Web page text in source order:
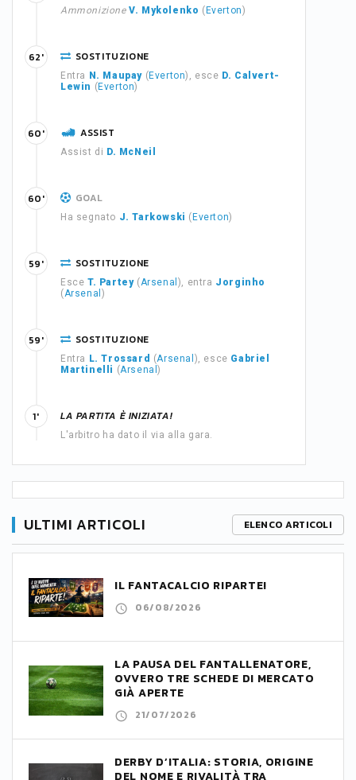
Ammonizione V. Mykolenko ( Everton)
SOSTITUZIONE
Entra N. Maupay ( Everton), esce D. Calvert-
Lewin ( Everton)
62'
ASSIST
Assist di D. McNeil
60'
GOAL
Ha segnato J. Tarkowski ( Everton)
60'
SOSTITUZIONE
Esce T. Partey(Arsenal ), entra Jorginho
(Arsenal )
59'
SOSTITUZIONE
Entra L. Trossard (Arsenal ), esce Gabriel
Martinelli (Arsenal)
59'
LA PARTITA È INIZIATA!
L'arbitro ha dato il via alla gara.
1'
ULTIMI ARTICOLI ELENCO ARTICOLI
IL FANTACALCIO RIPARTE!
06/08/2026
LA PAUSA DEL FANTALLENATORE,
OVVERO TRE SCHEDE DI MERCATO
GIÀ APERTE
21/07/2026
DERBY D’ITALIA: STORIA, ORIGINE
DEL NOME E RIVALITÀ TRA